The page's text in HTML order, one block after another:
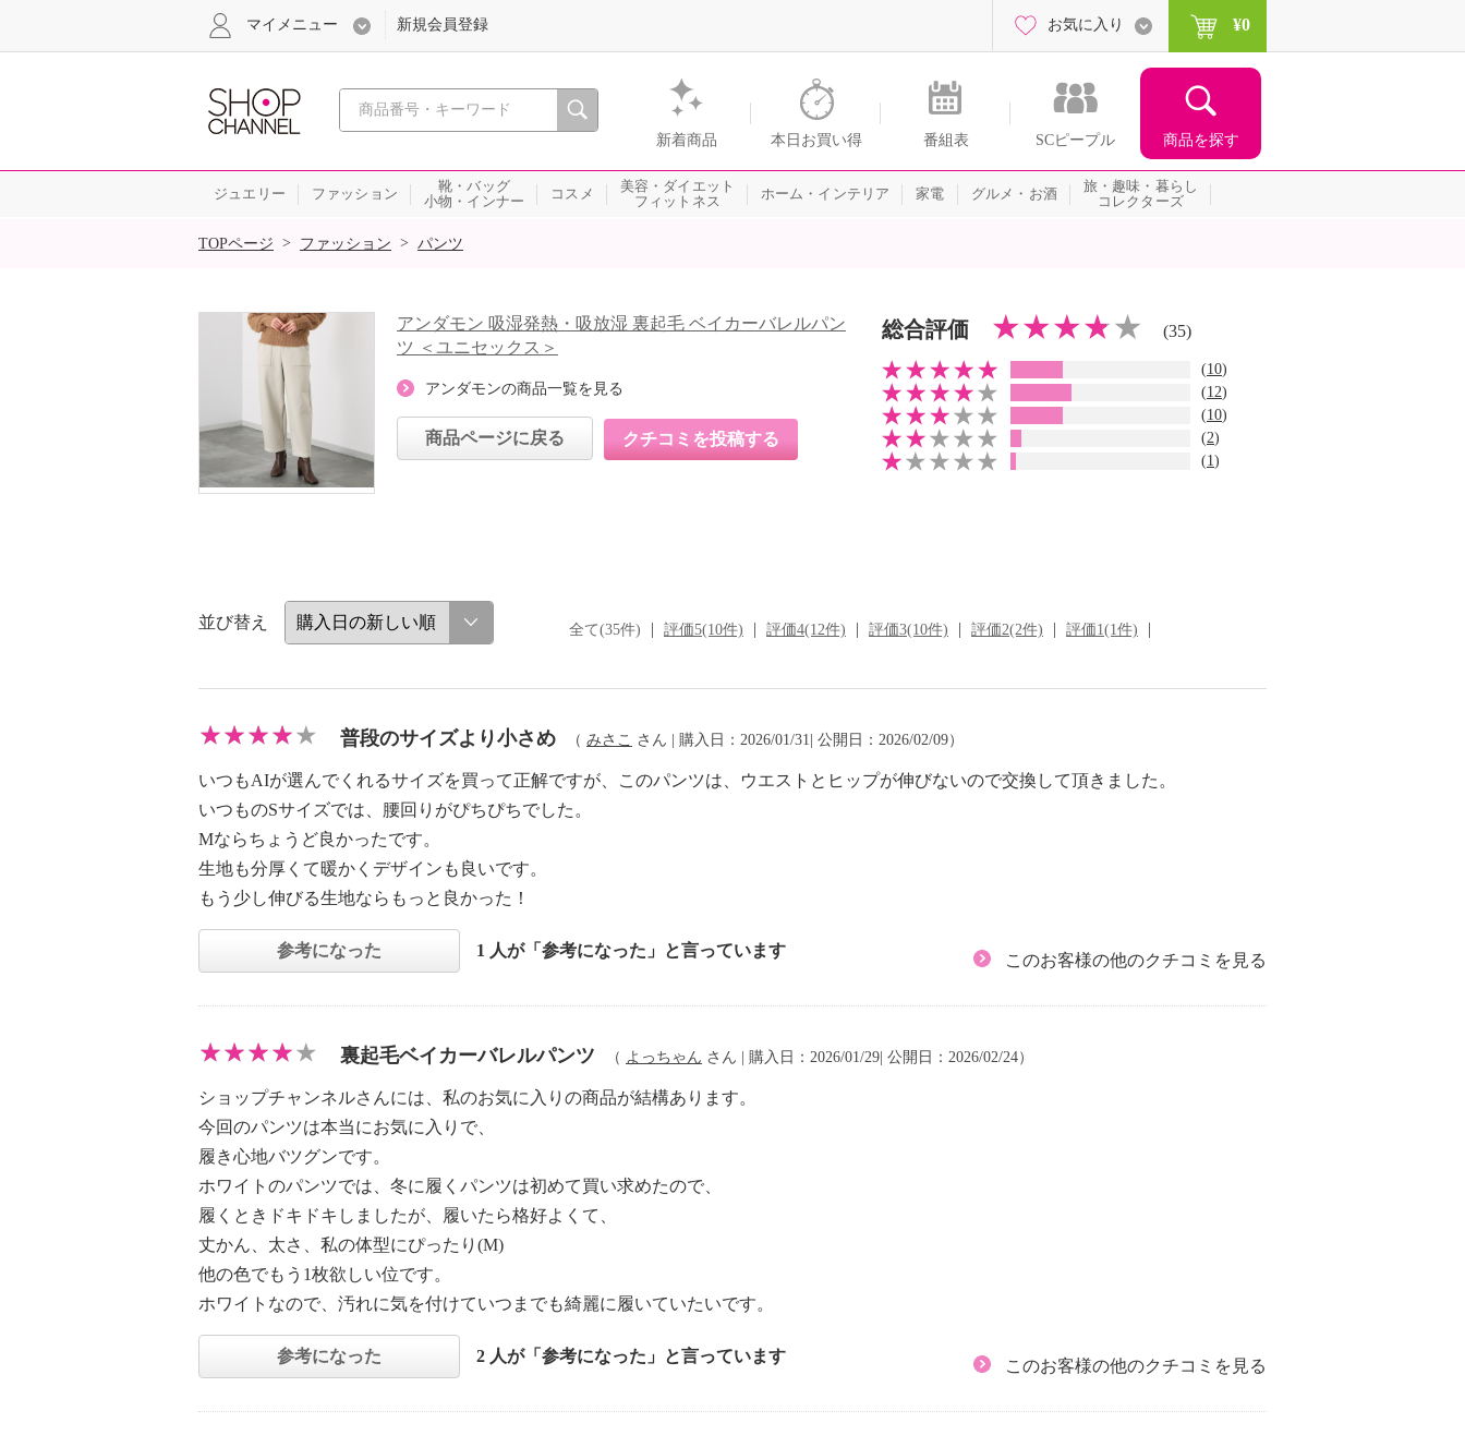
心おどる、瞬間を。通販・テレビショッピングのショップチャンネル
新着商品 本日お買い得 番組表 SCピープル 商品を探す
マイメニュー 新規会員登録 お気に入り ¥0
ジュエリー ファッション
靴・バッグ
小物・インナー
コスメ
美容・ダイエット
フィットネス
ホーム・インテリア 家電 グルメ・お酒
旅・趣味・暮らし
コレクターズ
SALE
TOPページ > ファッション > パンツ
アンダモン 吸湿発熱・吸放湿 裏起毛 ベイカーバレルパン
ツ ＜ユニセックス＞
アンダモンの商品一覧を見る
商品ページに戻る クチコミを投稿する
総合評価 (35)
(10)
(12)
(10)
(2)
(1 )
並び替え 全て(35件) 評価5(10件) 評価4(12件) 評価3(10件) 評価2(2件) 評価1(1件)
普段のサイズより小さめ （ みさこ さん | 購入日：2026/01/31| 公開日：2026/02/09）
いつもAIが選んでくれるサイズを買って正解ですが、このパンツは、ウエストとヒップが伸びないので交換して頂きました。
いつものSサイズでは、腰回りがぴちぴちでした。
Mならちょうど良かったです。
生地も分厚くて暖かくデザインも良いです。
もう少し伸びる生地ならもっと良かった！
参考になった 1 人が「参考になった」と言っています
このお客様の他のクチコミを見る
裏起毛ベイカーバレルパンツ （ よっちゃん さん | 購入日：2026/01/29| 公開日：2026/02/24）
ショップチャンネルさんには、私のお気に入りの商品が結構あります。
今回のパンツは本当にお気に入りで、
履き心地バツグンです。
ホワイトのパンツでは、冬に履くパンツは初めて買い求めたので、
履くときドキドキしましたが、履いたら格好よくて、
丈かん、太さ、私の体型にぴったり(M)
他の色でもう1枚欲しい位です。
ホワイトなので、汚れに気を付けていつまでも綺麗に履いていたいです。
参考になった 2 人が「参考になった」と言っています
このお客様の他のクチコミを見る